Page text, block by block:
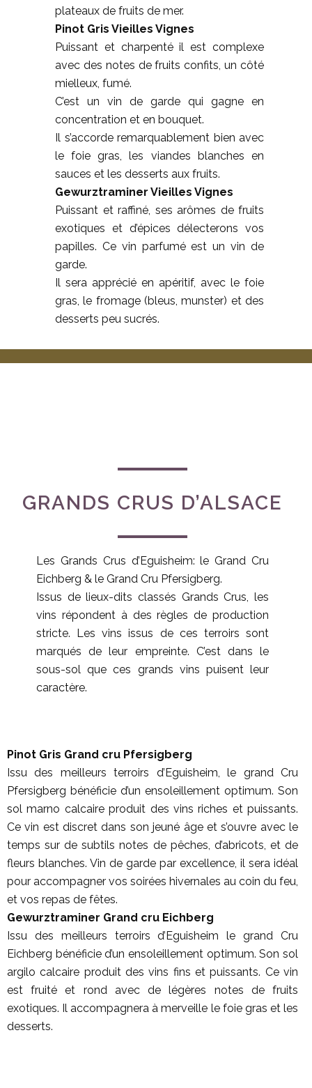
plateaux de fruits de mer.
Pinot Gris Vieilles Vignes
Puissant et charpenté il est complexe
avec des notes de fruits confits, un côté
mielleux, fumé.
C’est un vin de garde qui gagne en
concentration et en bouquet.
Il s’accorde remarquablement bien avec
le foie gras, les viandes blanches en
sauces et les desserts aux fruits.
Gewurztraminer Vieilles Vignes
Puissant et raffiné, ses arômes de fruits
exotiques et d’épices délecterons vos
papilles. Ce vin parfumé est un vin de
garde.
Il sera apprécié en apéritif, avec le foie
gras, le fromage (bleus, munster) et des
desserts peu sucrés.
GRANDS CRUS D’ALSACE
Les Grands Crus d’Eguisheim: le Grand Cru
Eichberg & le Grand Cru Pfersigberg.
Issus de lieux-dits classés Grands Crus, les
vins répondent à des règles de production
stricte. Les vins issus de ces terroirs sont
marqués de leur empreinte. C’est dans le
sous-sol que ces grands vins puisent leur
caractère.
Pinot Gris Grand cru Pfersigberg
Issu des meilleurs terroirs d’Eguisheim, le grand Cru
Pfersigberg bénéficie d’un ensoleillement optimum. Son
sol marno calcaire produit des vins riches et puissants.
Ce vin est discret dans son jeuné âge et s’ouvre avec le
temps sur de subtils notes de pêches, d’abricots, et de
fleurs blanches. Vin de garde par excellence, il sera idéal
pour accompagner vos soirées hivernales au coin du feu,
et vos repas de fêtes.
Gewurztraminer Grand cru Eichberg
Issu des meilleurs terroirs d’Eguisheim le grand Cru
Eichberg bénéficie d’un ensoleillement optimum. Son sol
argilo calcaire produit des vins fins et puissants. Ce vin
est fruité et rond avec de légères notes de fruits
exotiques. Il accompagnera à merveille le foie gras et les
desserts.